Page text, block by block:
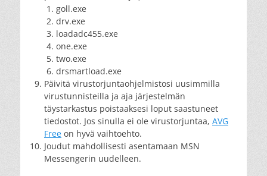
goll.exe
drv.exe
loadadc455.exe
one.exe
two.exe
drsmartload.exe
Päivitä virustorjuntaohjelmistosi uusimmilla
virustunnisteilla ja aja järjestelmän
täystarkastus poistaaksesi loput saastuneet
tiedostot. Jos sinulla ei ole virustorjuntaa, AVG
Free on hyvä vaihtoehto.
Joudut mahdollisesti asentamaan MSN
Messengerin uudelleen.